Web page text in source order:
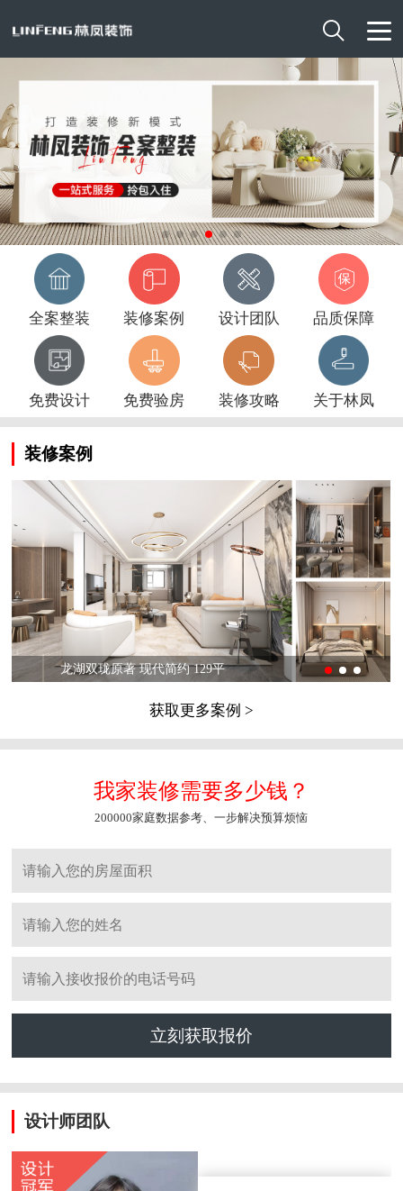

全案整装 装修案例 设计团队 品质保障
免费设计 免费验房 装修攻略 关于林凤
装修案例
龙湖双珑原著 现代简约 129平
获取更多案例 >
我家装修需要多少钱？
200000家庭数据参考、一步解决预算烦恼
立刻获取报价
设计师团队